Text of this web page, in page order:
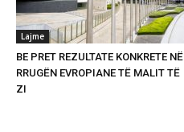
Lajme
BE PRET REZULTATE KONKRETE NË
RRUGËN EVROPIANE TË MALIT TË
ZI